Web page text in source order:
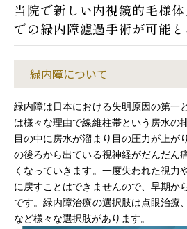
手術の流れ
目の病気と治療
交通アクセス
プライバシーポリシー
当院で新しい内視鏡的毛様
での緑内障濾過手術が可能と
緑内障について
緑内障は日本における失明原因の第一
は様々な理由で線維柱帯という房水の
目の中に房水が溜まり目の圧力が上が
の後ろから出ている視神経がだんだん
くなっていきます。一度失われた視力
に戻すことはできませんので、早期か
です。緑内障治療の選択肢は点眼治療
など様々な選択肢があります。